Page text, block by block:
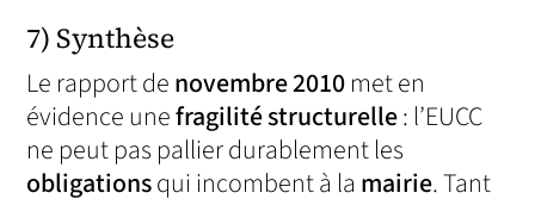
7) Synthèse
Le rapport denovembre 2010met en
évidence unefragilité structurelle: l’EUCC
ne peut pas pallier durablement les
obligationsqui incombent à la mairie. Tant